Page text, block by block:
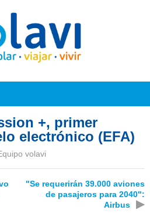
+, primer
electrónico (EFA)
volavi
"Se requerirán 39.000 aviones
de pasajeros para 2040":
Airbus
▶